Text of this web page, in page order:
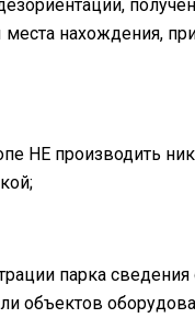
нахождения,
НЕ производить
парка
объектов